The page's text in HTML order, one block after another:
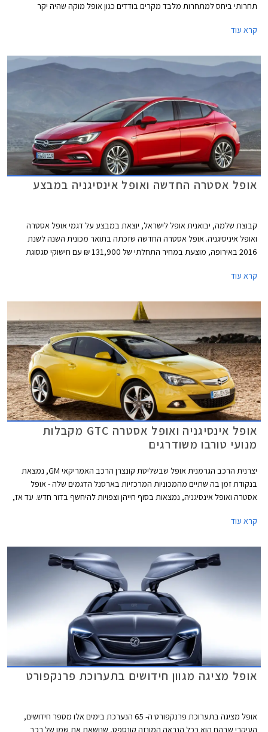
תחרותי ביחס למתחרות מלבד מקרים בודדים כגון אופל מוקה שהיה יקר
המסירות הכלליות של רכבים בתקופה האמורה גדל בלמעלה מ- 15%. באופן
ריאלי ירדו מסירות אופל השנה והמשמעות היא שחלקה בשוק הרכב בישראל
שיבואנית אופל הייתה מעוניינת לראות גידול ניכר במסירות רכבי אופל, בייחוד
נוכח השקת אופל אסטרה החדשה החשובה מאוד עבור היבואנית.
קרא עוד
אופל אסטרה החדשה ואופל אינסיגניה במבצע
קבוצת שלמה, יבואנית אופל לישראל, יוצאת במבצע על דגמי אופל אסטרה
ואופל איניסיגניה. אופל אסטרה החדשה שזכתה בתואר מכונית השנה לשנת
2016 באירופה, מוצעת במחיר התחלתי של 131,900 ₪ עם חישוקי סגסוגת
הילוכים אוטומטית חדשה ומאפשר תאוצה מאפס למאה קמ"ש תוך 8.9 שניות
וצריכת דלק ממוצעת של 18.2 ק"מ לליטר.
קרא עוד
אופל אינסיגניה ואופל אסטרה GTC מקבלות
מנועי טורבו משודרגים
יצרנית הרכב הגרמנית אופל שבשליטת קונצרן הרכב האמריקאי GM, נמצאת
בנקודת זמן בה שתיים מהמכוניות המרכזיות בארסנל הדגמים שלה - אופל
אסטרה ואופל אינסיגניה, נמצאות בסוף חייהן וצפויות להיחשף בדור חדש. עד אז,
קרא עוד
אופל מציגה מגוון חידושים בתערוכת פרנקפורט
אופל מציגה בתערוכת פרנקפורט ה- 65 הנערכת בימים אלו מספר חידושים,
העיקרי שבהם הוא ככל הנראה המונזה קונספט, שנושאת את שמו של רכב